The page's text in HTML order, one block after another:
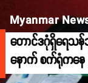
Myanmar
တောင်ဒဂုံရှိရေသ
နောက် စက်ရုံကနေ